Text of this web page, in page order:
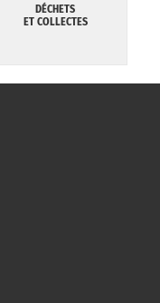
DÉCHETS
ET COLLECTES